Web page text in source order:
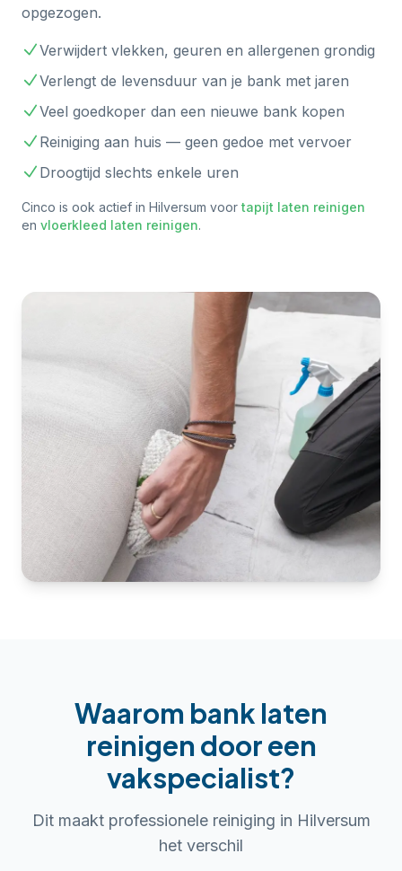
opgezogen.
Verwijdert vlekken, geuren en allergenen grondig
Verlengt de levensduur van je bank met jaren
Veel goedkoper dan een nieuwe bank kopen
Reiniging aan huis — geen gedoe met vervoer
Droogtijd slechts enkele uren
Cinco is ook actief in Hilversum voor tapijt laten reinigen
en vloerkleed laten reinigen.
Waarom bank laten
reinigen door een
vakspecialist?
Dit maakt professionele reiniging in Hilversum
het verschil